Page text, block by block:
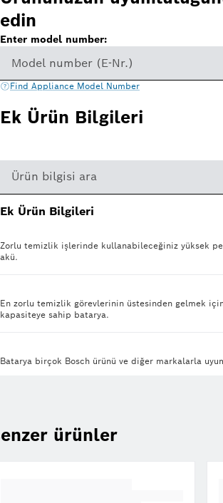
edin
Enter model number:
Model number (E-Nr.)
Find Appliance Model Number
Ek Ürün Bilgileri
Ürün bilgisi ara
Ek Ürün Bilgileri
Zorlu temizlik işlerinde kullanabileceğiniz yüksek
akü.
En zorlu temizlik görevlerinin üstesinden gelmek
kapasiteye sahip batarya.
Batarya birçok Bosch ürünü ve diğer markalarla
ürünler